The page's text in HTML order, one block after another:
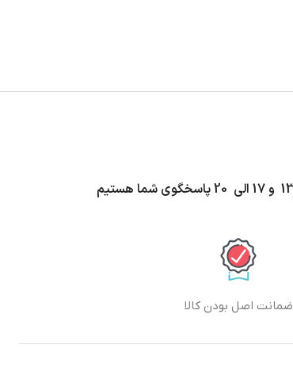
ضمانت اصل بودن کالا